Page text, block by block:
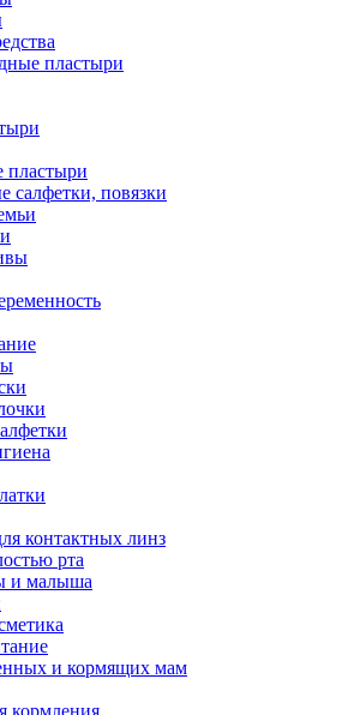
пластыри
пластыри
салфетки, повязки
контактных линз
рта
и малыша
и кормящих мам
кормления